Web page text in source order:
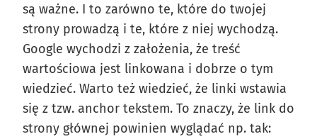
są ważne. I to zarówno te, które do twojej
strony prowadzą i te, które z niej wychodzą.
Google wychodzi z założenia, że treść
wartościowa jest linkowana i dobrze o tym
wiedzieć. Warto też wiedzieć, że linki wstawia
się z tzw. anchor tekstem. To znaczy, że link do
strony głównej powinien wyglądać np. tak: